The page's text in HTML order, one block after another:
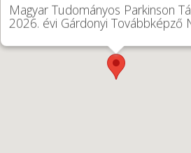
Magyar Tudományos Parkinson
2026. évi Gárdonyi Továbbképző